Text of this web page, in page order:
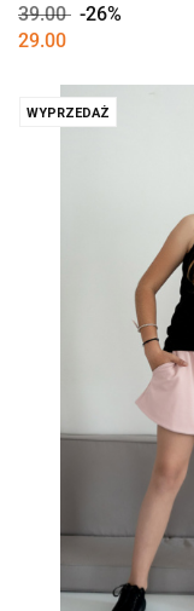
39.00 -26%
29.00
WYPRZEDAŻ